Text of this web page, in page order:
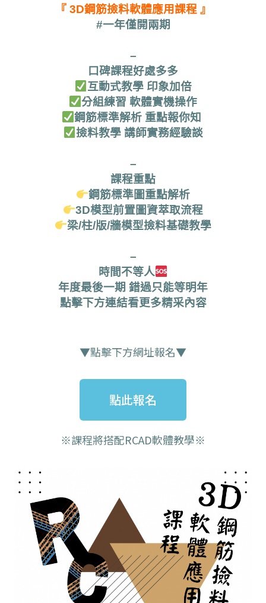
『 3D鋼筋撿料軟體應用課程 』
#一年僅開兩期
–
口碑課程好處多多
互動式教學 印象加倍
分組練習 軟體實機操作
鋼筋標準解析 重點報你知
撿料教學 講師實務經驗談
–
課程重點
鋼筋標準圖重點解析
3D模型前置圖資萃取流程
梁/柱/版/牆模型撿料基礎教學
–
時間不等人
年度最後一期 錯過只能等明年
點擊下方連結看更多精采內容
▼點擊下方網址報名▼
點此報名
※課程將搭配RCAD軟體教學※